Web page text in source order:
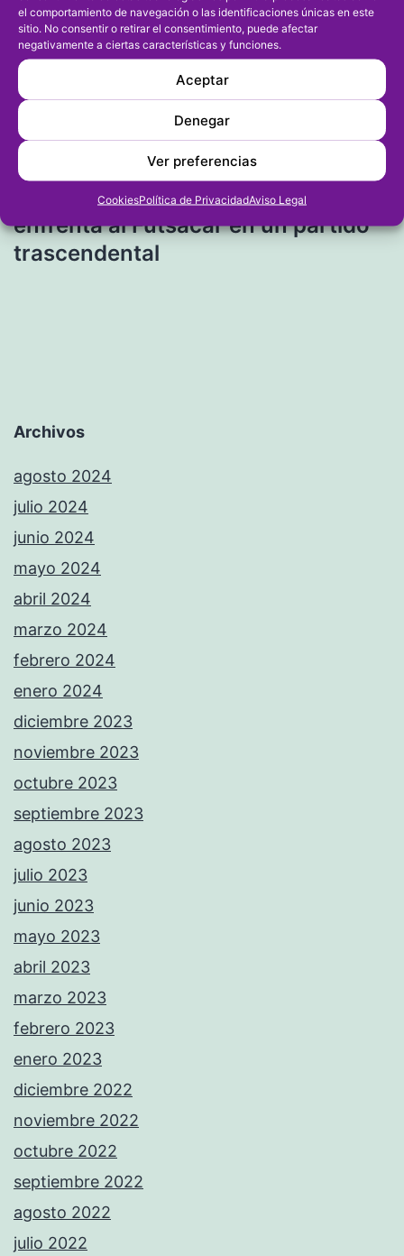
el comportamiento de navegación o las identificaciones únicas en este
sitio. No consentir o retirar el consentimiento, puede afectar
negativamente a ciertas características y funciones.
Aceptar
Denegar
Ver preferencias
CookiesPolítica de PrivacidadAviso Legal
Navegación
de
entradas
Entrada anterior
Félix II se proclama campeón
individual Sub 16 masculino
Entrada siguiente
Paidos Mar Dénia F. Fernández se
enfrenta al Futsacar en un partido
trascendental
Archivos
agosto 2024
julio 2024
junio 2024
mayo 2024
abril 2024
marzo 2024
febrero 2024
enero 2024
diciembre 2023
noviembre 2023
octubre 2023
septiembre 2023
agosto 2023
julio 2023
junio 2023
mayo 2023
abril 2023
marzo 2023
febrero 2023
enero 2023
diciembre 2022
noviembre 2022
octubre 2022
septiembre 2022
agosto 2022
julio 2022